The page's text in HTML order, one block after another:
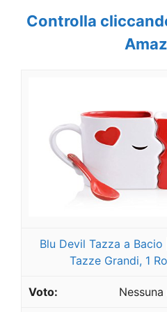
Controlla
Blu Devil Tazza a
Tazze Grandi, 1